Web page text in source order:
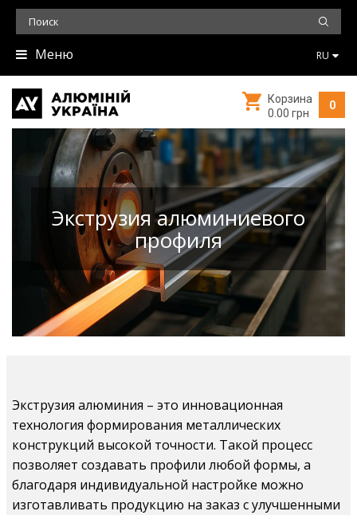
Меню RU
0
Корзина
0.00 грн
Экструзия алюминиевого
профиля
Экструзия алюминия – это инновационная
технология формирования металлических
конструкций высокой точности. Такой процесс
позволяет создавать профили любой формы, а
благодаря индивидуальной настройке можно
изготавливать продукцию на заказ с улучшенными